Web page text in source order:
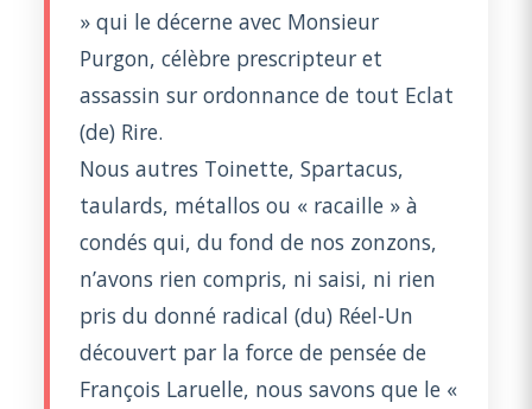
» qui le décerne avec Monsieur
Purgon, célèbre prescripteur et
assassin sur ordonnance de tout Eclat
(de) Rire.
Nous autres Toinette, Spartacus,
taulards, métallos ou « racaille » à
condés qui, du fond de nos zonzons,
n’avons rien compris, ni saisi, ni rien
pris du donné radical (du) Réel-Un
découvert par la force de pensée de
François Laruelle, nous savons que le «